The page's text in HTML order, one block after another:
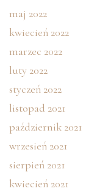
maj 2022
kwiecień 2022
marzec 2022
luty 2022
styczeń 2022
listopad 2021
październik 2021
wrzesień 2021
sierpień 2021
kwiecień 2021